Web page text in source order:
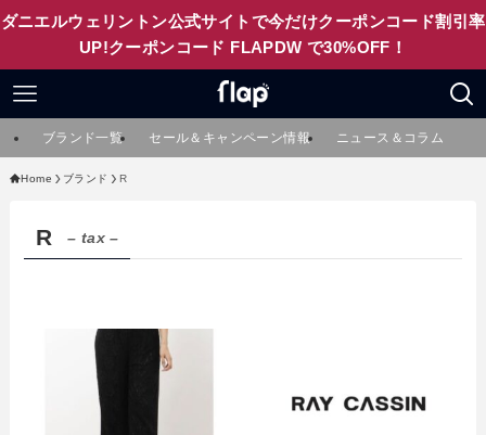
ダニエルウェリントン公式サイトで今だけクーポンコード割引率
UP!クーポンコード FLAPDW で30%OFF！
ブランド一覧 セール＆キャンペーン情報 ニュース＆コラム
Home ブランド R
R – tax –